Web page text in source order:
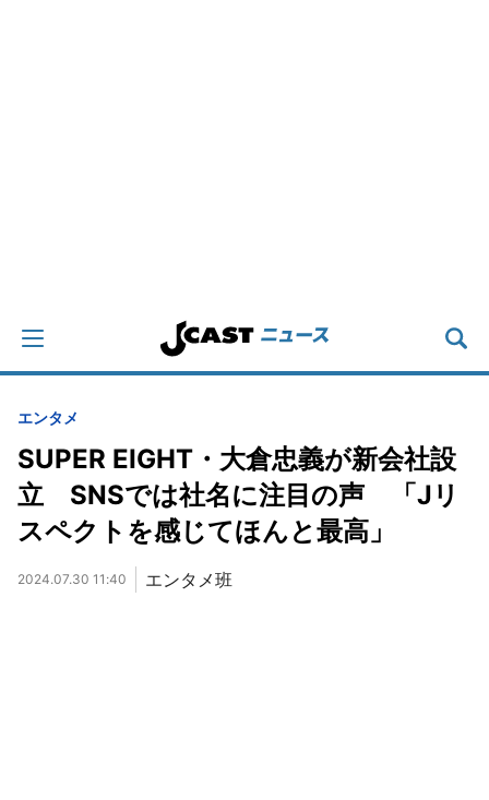
エンタメ
SUPER EIGHT・大倉忠義が新会社設
立 SNSでは社名に注目の声 「Jリ
スペクトを感じてほんと最高」
2024.07.30 11:40 エンタメ班